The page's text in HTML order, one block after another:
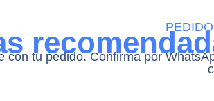
con tu pedido. Confirma por